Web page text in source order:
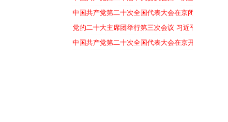
中国共产党第二十次全国代表大会在京闭幕
党的二十大主席团举行第三次会议 习近平主持会议
中国共产党第二十次全国代表大会在京开幕